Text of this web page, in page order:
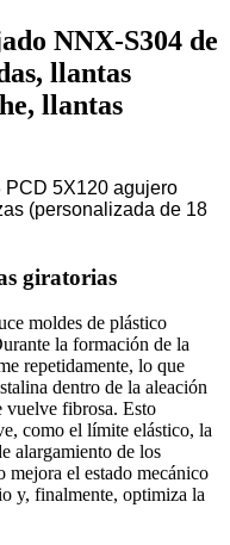
NNX-S304 de
llantas
llantas
PCD 5X120 agujero
(personalizada de 18
giratorias
moldes de plástico
la formación de la
repetidamente, lo que
dentro de la aleación
vuelve fibrosa. Esto
como el límite elástico, la
alargamiento de los
mejora el estado mecánico
y, finalmente, optimiza la